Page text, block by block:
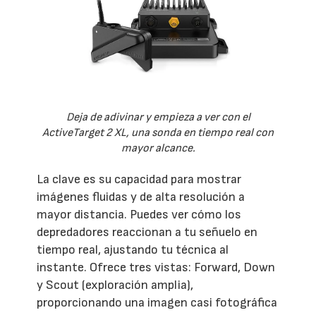
Deja de adivinar y empieza a ver con el
ActiveTarget 2 XL, una sonda en tiempo real con
mayor alcance.
La clave es su capacidad para mostrar
imágenes fluidas y de alta resolución a
mayor distancia. Puedes ver cómo los
depredadores reaccionan a tu señuelo en
tiempo real, ajustando tu técnica al
instante. Ofrece tres vistas: Forward, Down
y Scout (exploración amplia),
proporcionando una imagen casi fotográfica